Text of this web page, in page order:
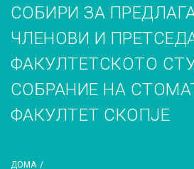
СОБИРИ ЗА
ЧЛЕНОВИ И
ФАКУЛТЕТСКОТО
СОБРАНИЕ НА
ФАКУЛТЕТ СКОПЈЕ
ДОМА /